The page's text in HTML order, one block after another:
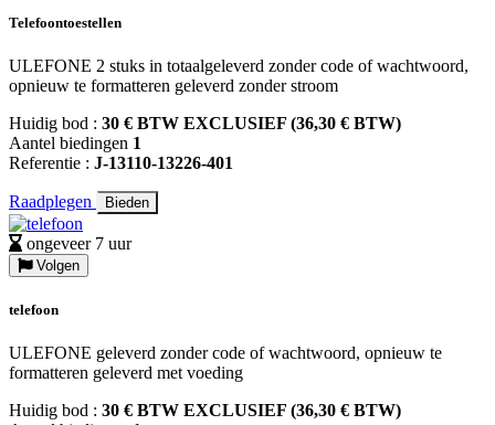
Telefoontoestellen
ULEFONE 2 stuks in totaalgeleverd zonder code of wachtwoord,
opnieuw te formatteren geleverd zonder stroom
Huidig bod : 30 € BTW EXCLUSIEF (36,30 € BTW)
Aantel biedingen 1
Referentie : J-13110-13226-401
Raadplegen Bieden
ongeveer 7 uur
Volgen
telefoon
ULEFONE geleverd zonder code of wachtwoord, opnieuw te
formatteren geleverd met voeding
Huidig bod : 30 € BTW EXCLUSIEF (36,30 € BTW)